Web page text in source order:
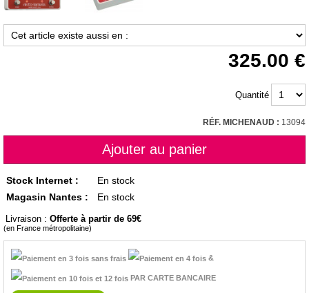
325.00
Quantité
RÉF. MICHENAUD : 13094
Stock Internet :
En stock
Magasin Nantes :
En stock
Livraison : Offerte à partir de 69
(en France métropolitaine)
&
PAR CARTE BANCAIRE